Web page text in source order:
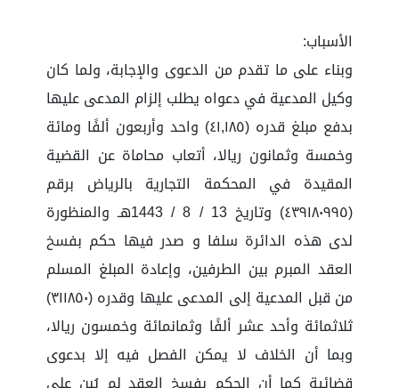
الأسباب:
وبناء على ما تقدم من الدعوى والإجابة، ولما كان
وكيل المدعية في دعواه يطلب إلزام المدعى عليها
بدفع مبلغ قدره (٤١,١٨٥) واحد وأربعون ألفًا ومائة
وخمسة وثمانون ريالا، أتعاب محاماة عن القضية
المقيدة في المحكمة التجارية بالرياض برقم
(٤٣٩١٨٠٩٩٥) وتاريخ 13 / 8 / 1443هـ والمنظورة
لدى هذه الدائرة سلفا و صدر فيها حكم بفسخ
العقد المبرم بين الطرفين، وإعادة المبلغ المسلم
من قبل المدعية إلى المدعى عليها وقدره (٣١١٨٥٠)
ثلاثمائة وأحد عشر ألفًا وثمانمائة وخمسون ريالا،
وبما أن الخلاف لا يمكن الفصل فيه إلا بدعوى